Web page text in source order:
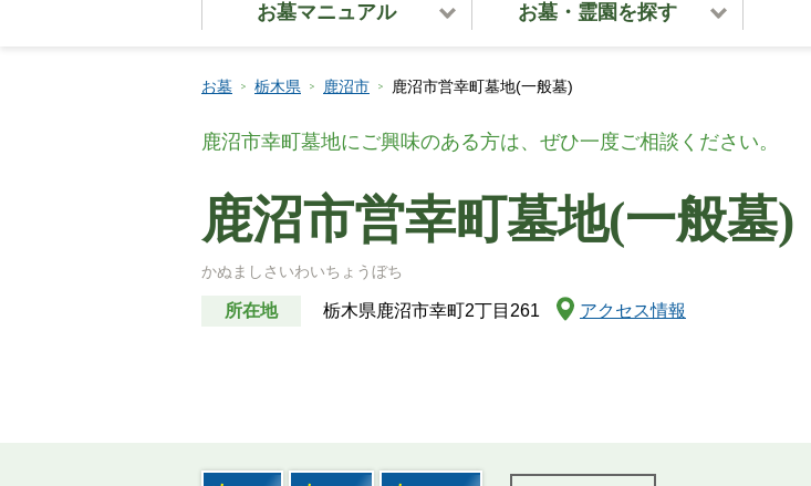
お墓マニュアル
お墓安心サポート
カンタンお墓ナビ
お墓購入の段取り
お墓・霊園の種類
お墓費用の中身解説
お墓・霊園を探す
北海道
東北・甲信越・北陸
中部・東海
お墓 栃木県 鹿沼市 鹿沼市営幸町墓地(一般墓)
鹿沼市幸町墓地にご興味のある方は、ぜひ一度ご相談ください。
鹿沼市営幸町墓地(一般墓)
かぬましさいわいちょうぼち
所在地 栃木県鹿沼市幸町2丁目261 アクセス情報